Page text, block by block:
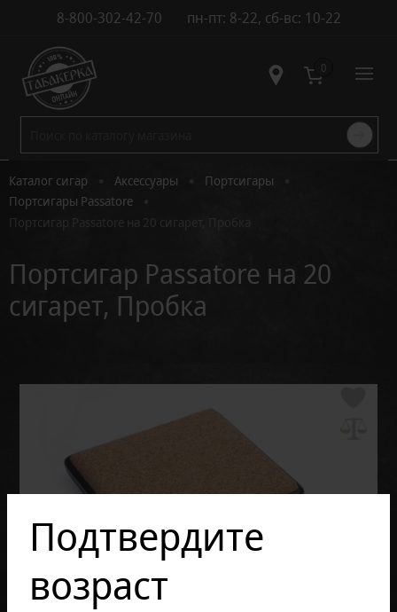
8-800-302-42-70 пн-пт: 8-22, сб-вс: 10-22
Контакты 0
Каталог сигар Аксессуары Портсигары
Портсигары Passatore
Портсигар Passatore на 20 сигарет, Пробка
Портсигар Passatore на 20
сигарет, Пробка
Подтвердите
возраст